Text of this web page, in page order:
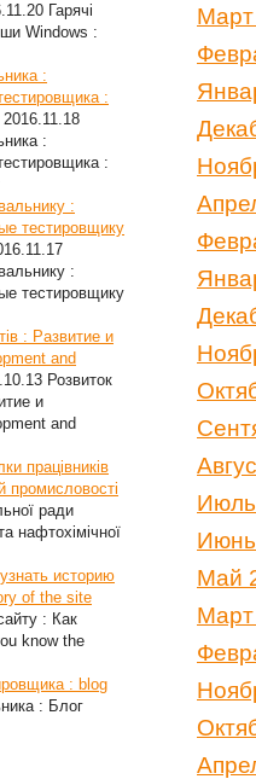
Гарячі
Windows :
:
:
2016.11.18
:
:
:
тестировщику
:
тестировщику
: Развитие и
and
Розвиток
и
and
працівників
промисловості
ради
нафтохімічної
историю
of the site
: Как
know the
: blog
: Блог
Май